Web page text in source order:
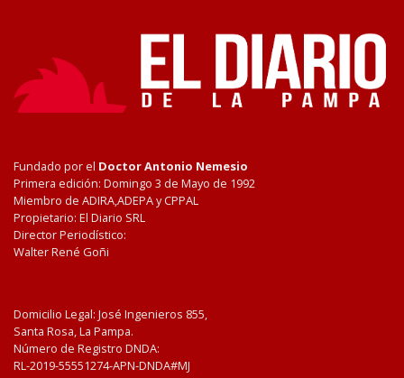
Fundado por el Doctor Antonio Nemesio
Primera edición: Domingo 3 de Mayo de 1992
Miembro de ADIRA,ADEPA y CPPAL
Propietario: El Diario SRL
Director Periodístico:
Walter René Goñi
Domicilio Legal: José Ingenieros 855,
Santa Rosa, La Pampa.
Número de Registro DNDA:
RL-2019-55551274-APN-DNDA#MJ